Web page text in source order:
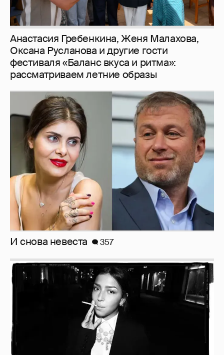
Анастасия Гребенкина, Женя Малахова,
Оксана Русланова и другие гости
фестиваля «Баланс вкуса и ритма»:
рассматриваем летние образы
И снова невеста 357